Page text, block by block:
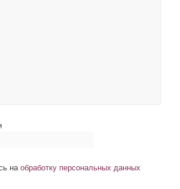
на обработку персональных данных